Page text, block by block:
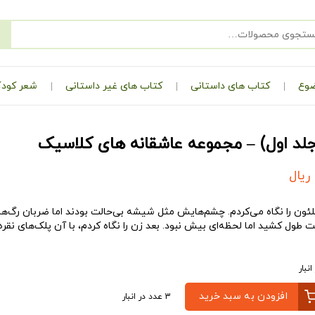
کتاب های داستانی کتاب های غیر داستانی شعر
اول) – مجموعه عاشقانه های کلاسیک
ریال
را نگاه می‌کردم. چشم‌هایش مثل شیشه بی‌حالت بودند اما ضربان
طول کشید اما لحظه‌ای بیش نبود. بعد زن را نگاه کردم، با آن پلک‌‌های
افزودن به سبد خرید 3 عدد در انبار